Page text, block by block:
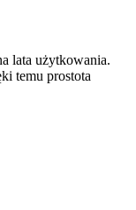
lata użytkowania.
temu prostota